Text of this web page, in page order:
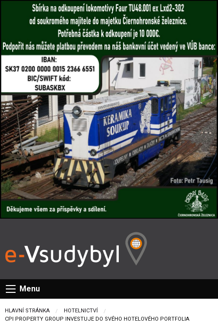
Menu
HLAVNÍ STRÁNKA
HOTELNICTVÍ
CURRENT:
CPI PROPERTY GROUP INVESTUJE DO SVÉHO HOTELOVÉHO PORTFOLIA